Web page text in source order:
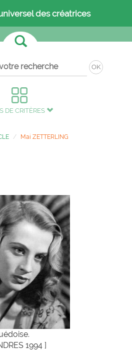
des créatrices
OK
DE CRITÈRES
Mai ZETTERLING
1994 ]